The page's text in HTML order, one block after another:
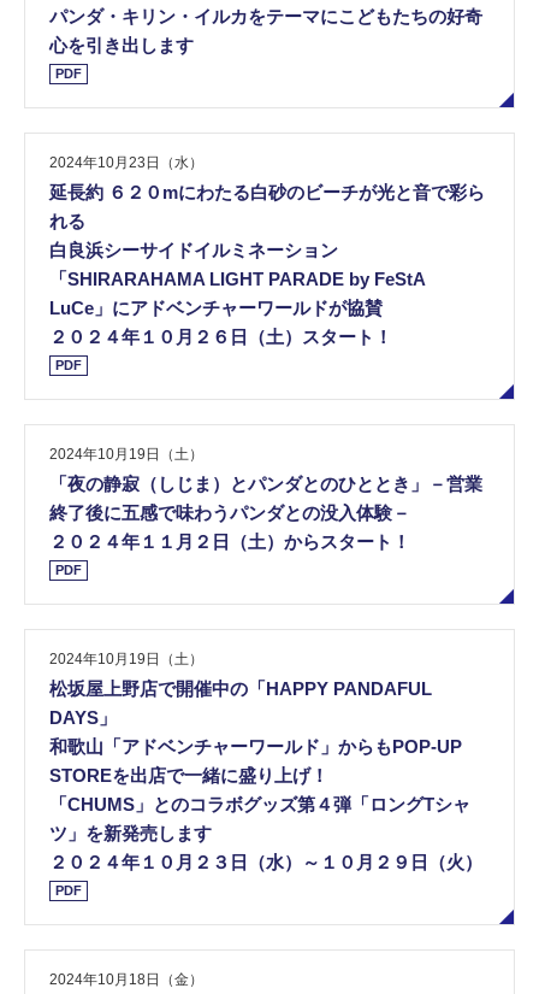
パンダ・キリン・イルカをテーマにこどもたちの好奇
心を引き出します
PDF
2024年10月23日（水）
延⻑約 ６２０mにわたる白砂のビーチが光と音で彩ら
れる
白良浜シーサイドイルミネーション
「SHIRARAHAMA LIGHT PARADE by FeStA
LuCe」にアドベンチャーワールドが協賛
２０２４年１０月２６日（土）スタート！
PDF
2024年10月19日（土）
「夜の静寂（しじま）とパンダとのひととき」－営業
終了後に五感で味わうパンダとの没入体験－
２０２４年１１月２日（土）からスタート！
PDF
2024年10月19日（土）
松坂屋上野店で開催中の「HAPPY PANDAFUL
DAYS」
和歌山「アドベンチャーワールド」からもPOP-UP
STOREを出店で一緒に盛り上げ！
「CHUMS」とのコラボグッズ第４弾「ロングTシャ
ツ」を新発売します
２０２４年１０月２３日（水）～１０月２９日（火）
PDF
2024年10月18日（金）